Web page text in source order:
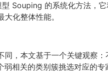
Souping 的系统化方法，
化整体性能。
同，本文基于一个关键观察
弱相关的类别簇挑选对应的